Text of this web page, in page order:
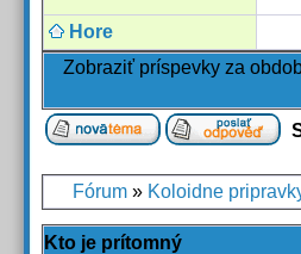
Hore
Zobraziť príspevky za
Fórum » Koloidne
Kto je prítomný